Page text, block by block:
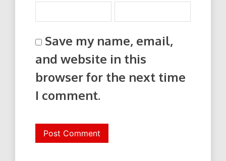
Save my name, email,
and website in this
browser for the next time
I comment.